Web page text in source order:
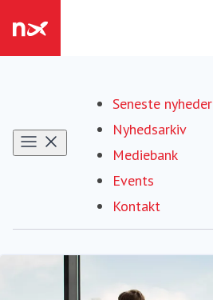
Seneste nyheder
Nyhedsarkiv
Mediebank
Events
Kontakt